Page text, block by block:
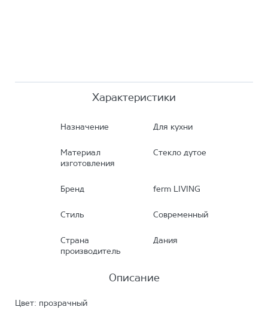
Характеристики
Назначение Для кухни
Материал
изготовления
Стекло дутое
Бренд ferm LIVING
Стиль Современный
Страна
производитель
Дания
Описание
Цвет: прозрачный